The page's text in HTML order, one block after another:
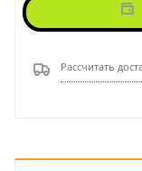
Рассчитать